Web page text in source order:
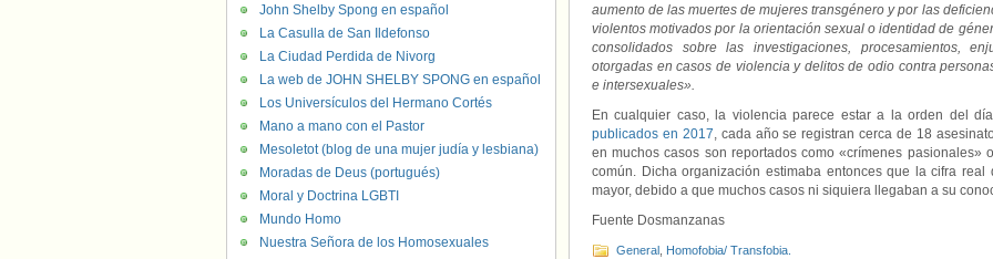
aumento de las muertes de mujeres transgénero y por las
violentos motivados por la orientación sexual o identidad de
consolidados sobre las investigaciones, procesamientos,
otorgadas en casos de violencia y delitos de odio contra
e intersexuales».
En cualquier caso, la violencia parece estar a la orden del
publicados en 2017, cada año se registran cerca de 18
en muchos casos son reportados como «crímenes pasionales»
común. Dicha organización estimaba entonces que la cifra
mayor, debido a que muchos casos ni siquiera llegaban a su
Fuente Dosmanzanas
General Homofobia/ Transfobia.
John Shelby Spong en español
La Casulla de San Ildefonso
La Ciudad Perdida de Nivorg
La web de JOHN SHELBY SPONG en español
Los Universículos del Hermano Cortés
Mano a mano con el Pastor
Mesoletot (blog de una mujer judía y lesbiana)
Moradas de Deus (portugués)
Moral y Doctrina LGBTI
Mundo Homo
Nuestra Señora de los Homosexuales